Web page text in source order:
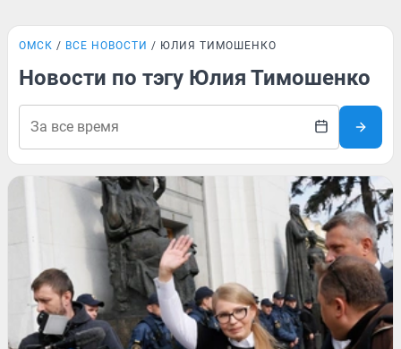
ОМСК ВСЕ НОВОСТИ ЮЛИЯ ТИМОШЕНКО
Новости по тэгу Юлия Тимошенко